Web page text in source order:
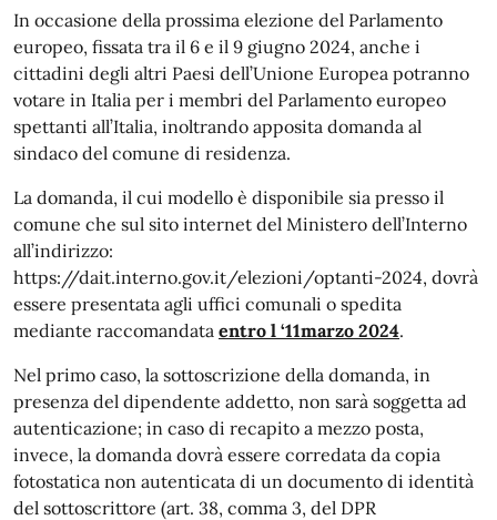
In occasione della prossima elezione del Parlamento
europeo, fissata tra il 6 e il 9 giugno 2024, anche i
cittadini degli altri Paesi dell’Unione Europea potranno
votare in Italia per i membri del Parlamento europeo
spettanti all’Italia, inoltrando apposita domanda al
sindaco del comune di residenza.
La domanda, il cui modello è disponibile sia presso il
comune che sul sito internet del Ministero dell’Interno
all’indirizzo:
https://dait.interno.gov.it/elezioni/optanti-2024, dovrà
essere presentata agli uffici comunali o spedita
mediante raccomandata entro l ‘11marzo 2024.
Nel primo caso, la sottoscrizione della domanda, in
presenza del dipendente addetto, non sarà soggetta ad
autenticazione; in caso di recapito a mezzo posta,
invece, la domanda dovrà essere corredata da copia
fotostatica non autenticata di un documento di identità
del sottoscrittore (art. 38, comma 3, del DPR